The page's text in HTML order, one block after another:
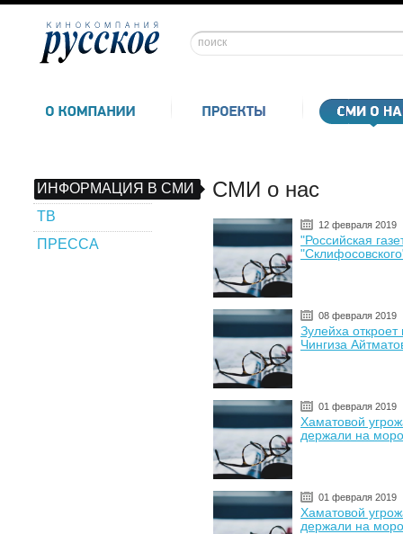
ИНФОРМАЦИЯ В СМИ
ТВ
ПРЕССА
СМИ о нас
12 февраля 2019
"Российская
08 февраля 2019
Зулейха
Чингиза
01 февраля 2019
Хаматовой
держали на
01 февраля 2019
Хаматовой
держали на